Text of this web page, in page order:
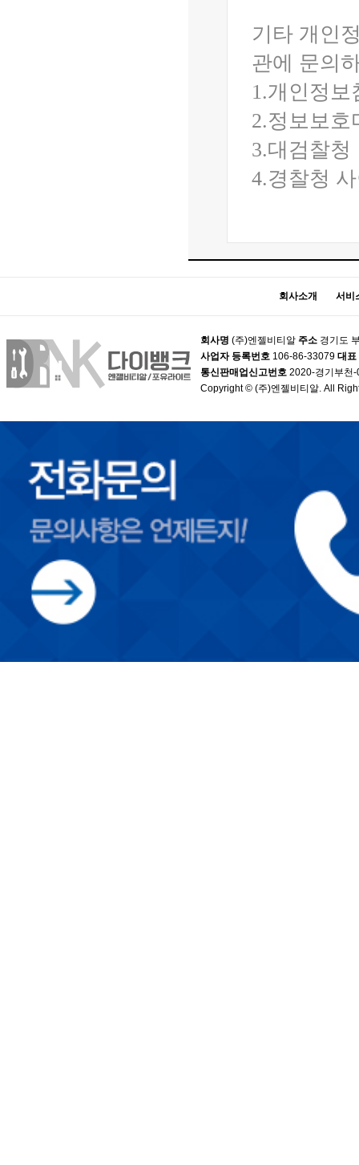
기타 개인
관에 문의
1.개인정보
2.정보보호
3.대검찰청
4.경찰청
회사소개 서비
회사명 (주)엔젤비티알 주소 경기도
사업자 등록번호 106-86-33079 대표
통신판매업신고번호 2020-경기부천
Copyright © (주)엔젤비티알. All